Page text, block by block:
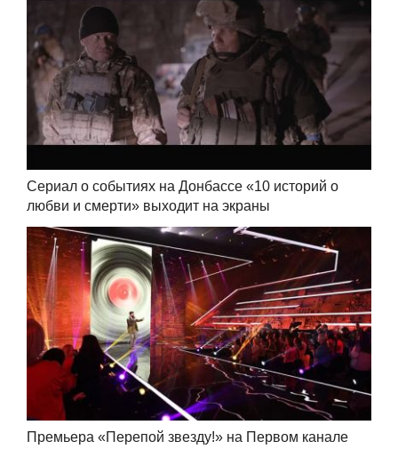
Сериал о событиях на Донбассе «10 историй о
любви и смерти» выходит на экраны
Премьера «Перепой звезду!» на Первом канале